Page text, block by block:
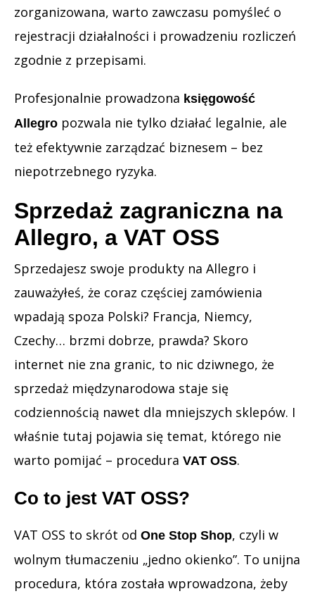
zorganizowana, warto zawczasu pomyśleć o
rejestracji działalności i prowadzeniu rozliczeń
zgodnie z przepisami.
Profesjonalnie prowadzona księgowość
Allegro pozwala nie tylko działać legalnie, ale
też efektywnie zarządzać biznesem – bez
niepotrzebnego ryzyka.
Sprzedaż zagraniczna na
Allegro, a VAT OSS
Sprzedajesz swoje produkty na Allegro i
zauważyłeś, że coraz częściej zamówienia
wpadają spoza Polski? Francja, Niemcy,
Czechy… brzmi dobrze, prawda? Skoro
internet nie zna granic, to nic dziwnego, że
sprzedaż międzynarodowa staje się
codziennością nawet dla mniejszych sklepów. I
właśnie tutaj pojawia się temat, którego nie
warto pomijać – procedura VAT OSS.
Co to jest VAT OSS?
VAT OSS to skrót od One Stop Shop, czyli w
wolnym tłumaczeniu „jedno okienko”. To unijna
procedura, która została wprowadzona, żeby